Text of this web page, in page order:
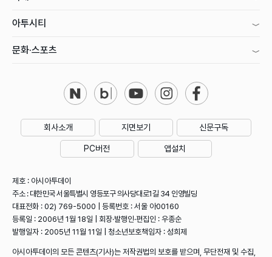
아투시티
문화·스포츠
회사소개 지면보기 신문구독
PC버전 앱설치
제호 : 아시아투데이
주소 : 대한민국 서울특별시 영등포구 의사당대로1길 34 인영빌딩
대표전화 : 02) 769-5000 | 등록번호 : 서울 아00160
등록일 : 2006년 1월 18일 | 회장·발행인·편집인 : 우종순
발행일자 : 2005년 11월 11일 | 청소년보호책임자 : 성희제
아시아투데이의 모든 콘텐츠(기사)는 저작권법의 보호를 받으며, 무단전재 및 수집,